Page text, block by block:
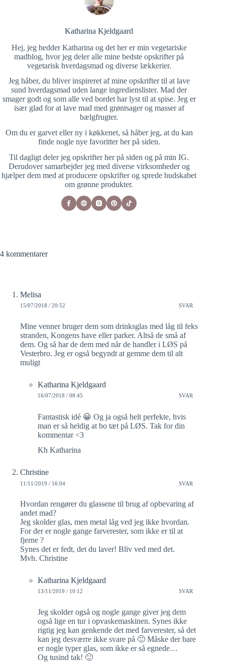
Katharina Kjeldgaard
Hej, jeg hedder Katharina og det her er min vegetariske
madblog, hvor jeg deler alle mine bedste opskrifter på
vegetarisk hverdagsmad og diverse lækkerier.
Jeg håber, du bliver inspireret af mine opskrifter til at lave
sund hverdagsmad uden lange ingredienslister. Mad der
smager godt og som alle ved bordet har lyst til at spise. Jeg er
især glad for at lave mad med grøntsager og masser af
bælgfrugter.
Om du er garvet eller ny i køkkenet, så håber jeg, at du kan
finde nogle nye favoritter her på siden.
Til dagligt deler jeg opskrifter her på siden og på min IG.
Derudover samarbejder jeg med diverse virksomheder og
hjælper dem med at producere opskrifter og sprede budskabet
om grønne produkter.
4 kommentarer
Melisa
15/07/2018 / 20:52 SVAR
Mine venner bruger dem som drinksglas med låg til feks
stranden, Kongens have eller parker. Altså de små af
dem. Og så har de dem med når de handler i LØS på
Vesterbro. Jeg er også begyndt at gemme dem til alt
muligt
Katharina Kjeldgaard
16/07/2018 / 08:45 SVAR
Fantastisk idé 😀 Og ja også helt perfekte, hvis
man er så heldig at bo tæt på LØS. Tak for din
kommentar <3
Kh Katharina
Christine
11/11/2019 / 16:04 SVAR
Hvordan rengører du glassene til brug af opbevaring af
andet mad?
Jeg skolder glas, men metal låg ved jeg ikke hvordan.
For der er nogle gange farverester, som ikke er til at
fjerne ?
Synes det er fedt, det du laver! Bliv ved med det.
Mvh. Christine
Katharina Kjeldgaard
13/11/2019 / 10:12 SVAR
Jeg skolder også og nogle gange giver jeg dem
også lige en tur i opvaskemaskinen. Synes ikke
rigtig jeg kan genkende det med farverester, så det
kan jeg desværre ikke svare på 🙁 Måske der bare
er nogle typer glas, som ikke er så egnede…
Og tusind tak! 🙂